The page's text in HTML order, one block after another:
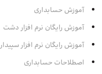
آموزش حسابداری
آموزش رایگان نرم افزار دشت
آموزش رایگان نرم افزار سپیدار
اصطلاحات حسابداری